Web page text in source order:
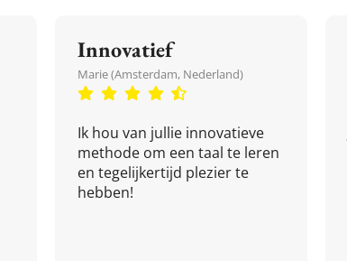
Innovatief
Marie (Amsterdam, Nederland)
Ik hou van jullie innovatieve
methode om een taal te leren
en tegelijkertijd plezier te
hebben!